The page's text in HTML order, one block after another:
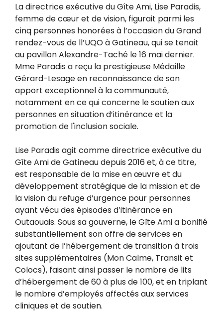
La directrice exécutive du Gîte Ami, Lise Paradis,
femme de cœur et de vision, figurait parmi les
cinq personnes honorées à l’occasion du Grand
rendez-vous de ll’UQO à Gatineau, qui se tenait
au pavillon Alexandre-Taché le 16 mai dernier.
Mme Paradis a reçu la prestigieuse Médaille
Gérard-Lesage en reconnaissance de son
apport exceptionnel à la communauté,
notamment en ce qui concerne le soutien aux
personnes en situation d’itinérance et la
promotion de l'inclusion sociale.
Lise Paradis agit comme directrice exécutive du
Gîte Ami de Gatineau depuis 2016 et, à ce titre,
est responsable de la mise en œuvre et du
développement stratégique de la mission et de
la vision du refuge d’urgence pour personnes
ayant vécu des épisodes d’itinérance en
Outaouais. Sous sa gouverne, le Gîte Ami a bonifié
substantiellement son offre de services en
ajoutant de l’hébergement de transition à trois
sites supplémentaires (Mon Calme, Transit et
Colocs), faisant ainsi passer le nombre de lits
d’hébergement de 60 à plus de 100, et en triplant
le nombre d’employés affectés aux services
cliniques et de soutien.